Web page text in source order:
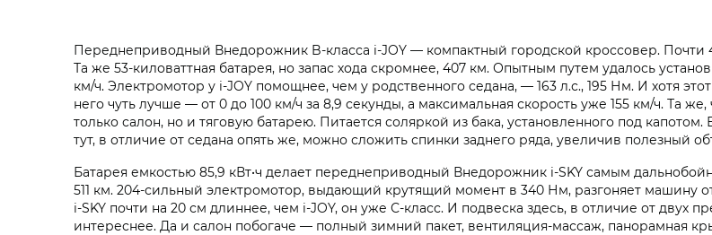
Переднеприводный Внедорожник B-класса i‑JOY — компактный городской кроссовер. Почти
Та же 53-киловаттная батарея, но запас хода скромнее, 407 км. Опытным путем удалось
км/ч. Электромотор у i‑JOY помощнее, чем у родственного седана, — 163 л.с., 195 Нм. И хотя
него чуть лучше — от 0 до 100 км/ч за 8,9 секунды, а максимальная скорость уже 155 км/ч. Та
только салон, но и тяговую батарею. Питается соляркой из бака, установленного под
тут, в отличие от седана опять же, можно сложить спинки заднего ряда, увеличив полезный
Батарея емкостью 85,9 кВт•ч делает переднеприводный Внедорожник i‑SKY самым
511 км. 204-сильный электромотор, выдающий крутящий момент в 340 Нм, разгоняет машину
i‑SKY почти на 20 см длиннее, чем i‑JOY, он уже С-класс. И подвеска здесь, в отличие от двух
интереснее. Да и салон побогаче — полный зимний пакет, вентиляция-массаж, панорамная